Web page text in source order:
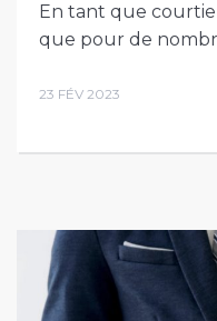
En tant que
que pour de
23 FÉV 2023